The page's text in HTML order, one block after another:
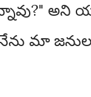
అని
మా